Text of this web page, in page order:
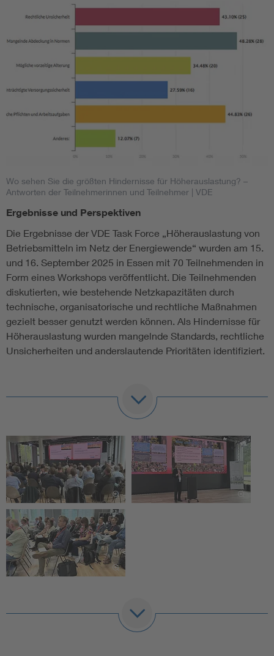
Wo sehen Sie die größten Hindernisse für Höherauslastung? –
Antworten der Teilnehmerinnen und Teilnehmer | VDE
Ergebnisse und Perspektiven
Die Ergebnisse der VDE Task Force „Höherauslastung von
Betriebsmitteln im Netz der Energiewende“ wurden am 15.
und 16. September 2025 in Essen mit 70 Teilnehmenden in
Form eines Workshops veröffentlicht. Die Teilnehmenden
diskutierten, wie bestehende Netzkapazitäten durch
technische, organisatorische und rechtliche Maßnahmen
gezielt besser genutzt werden können. Als Hindernisse für
Höherauslastung wurden mangelnde Standards, rechtliche
Unsicherheiten und anderslautende Prioritäten identifiziert.
Bericht von Prof. Dr.-Ing. Maik Koch, Hochschule
Magdeburg-Stendal, Workshop-Leiter
Der Workshop zur Höherauslastung von Betriebsmitteln im
Netz der Energiewende brachte in Essen Expertinnen und
Experten zusammen, um die Ergebnisse der Task Force zu
diskutieren, technische Innovationen zu präsentieren und
die Herausforderungen der zunehmend dynamischen
Energiewende praxisnah zu adressieren. Die Resonanz der
Teilnehmenden verdeutlicht die hohe Relevanz, aber auch
die Komplexität des Themas für die gesamte
Energiewirtschaft.
Die Energiewende stellt Netzbetreiber vor die
Herausforderung, bestehende Netzkapazitäten besser